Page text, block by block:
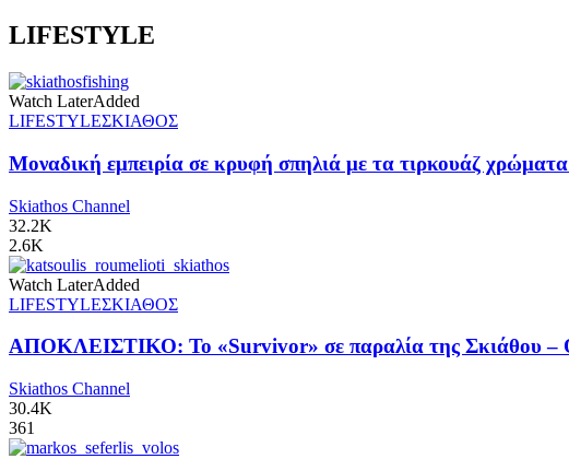
LIFESTYLE
Watch LaterAdded
LIFESTYLEΣΚΙΑΘΟΣ
Μοναδική εμπειρία σε κρυφή σπηλιά με τα τιρκουάζ
Skiathos Channel
32.2K
2.6K
Watch LaterAdded
LIFESTYLEΣΚΙΑΘΟΣ
ΑΠΟΚΛΕΙΣΤΙΚΟ: Το «Survivor» σε παραλία της Σκιάθου –
Skiathos Channel
30.4K
361